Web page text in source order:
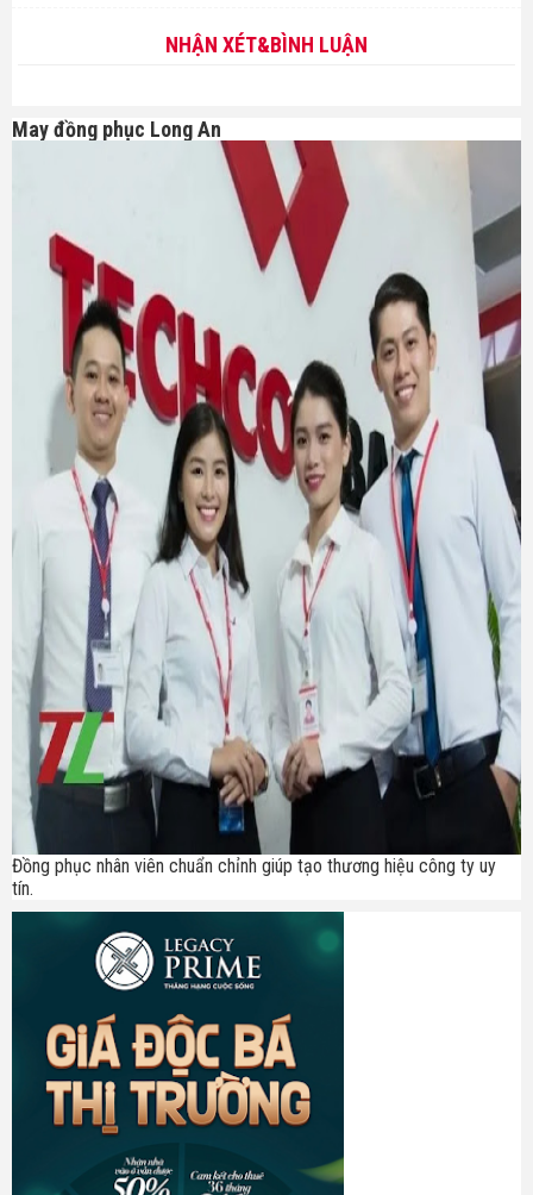
NHẬN XÉT&BÌNH LUẬN
May đồng phục Long An
Đồng phục nhân viên chuẩn chỉnh giúp tạo thương hiệu công ty uy
tín.